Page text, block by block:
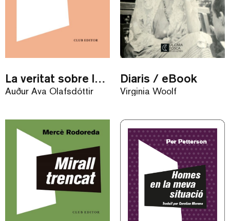
La veritat sobre la llum / eBook
Auður Ava Ólafsdóttir
Diaris / eBook
Virginia Woolf